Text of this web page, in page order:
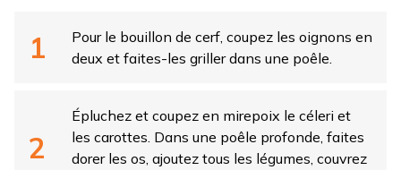
Pour le bouillon de cerf, coupez les oignons en
deux et faites-les griller dans une poêle.
Épluchez et coupez en mirepoix le céleri et
les carottes. Dans une poêle profonde, faites
dorer les os, ajoutez tous les légumes, couvrez